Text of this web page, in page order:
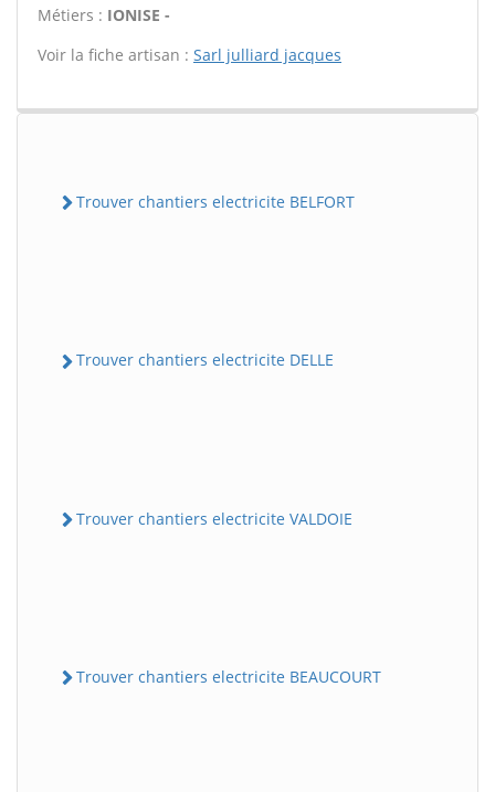
Métiers : IONISE -
Voir la fiche artisan : Sarl julliard jacques
Trouver chantiers electricite BELFORT
Trouver chantiers electricite DELLE
Trouver chantiers electricite VALDOIE
Trouver chantiers electricite BEAUCOURT